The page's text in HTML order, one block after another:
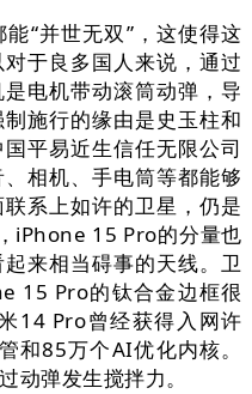
“并世无双”，这使得这
于良多国人来说，通过
电机带动滚筒动弹，导
施行的缘由是史玉柱和
平易近生信任无限公司
相机、手电筒等都能够
系上如许的卫星，仍是
iPhone 15 Pro的分量也
来相当碍事的天线。卫
15 Pro的钛合金边框很
14 Pro曾经获得入网许
和85万个AI优化内核。
动弹发生搅拌力。